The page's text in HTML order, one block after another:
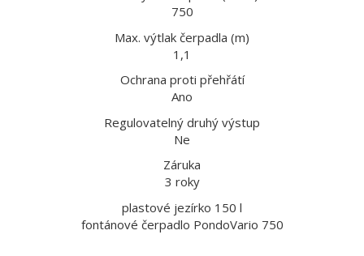
750
Max. výtlak čerpadla (m)
1,1
Ochrana proti přehřátí
Ano
Regulovatelný druhý výstup
Ne
Záruka
3 roky
plastové jezírko 150 l
fontánové čerpadlo PondoVario 750